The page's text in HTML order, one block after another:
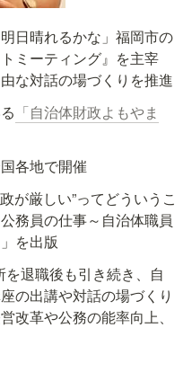
日晴れるかな」福岡市の
ミーティング』を主宰
な対話の場づくりを推進
「自治体財政よもやま
各地で開催
が厳しい”ってどういうこ
務員の仕事～自治体職員
を出版
退職後も引き続き、自
の出講や対話の場づくり
改革や公務の能率向上、